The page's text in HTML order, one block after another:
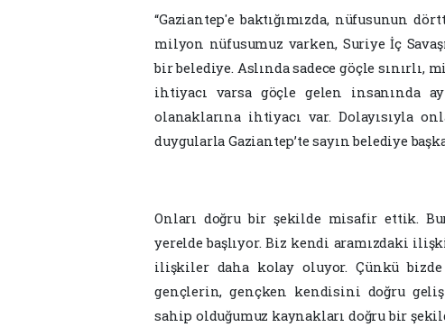
“Gaziantep'e baktığımızda, nüfusunun
milyon nüfusumuz varken, Suriye İç
bir belediye. Aslında sadece göçle sınırlı,
ihtiyacı varsa göçle gelen insanında
olanaklarına ihtiyacı var. Dolayısıyla
duygularla Gaziantep’te sayın belediye
Onları doğru bir şekilde misafir ettik.
yerelde başlıyor. Biz kendi aramızdaki
ilişkiler daha kolay oluyor. Çünkü
gençlerin, gençken kendisini doğru
sahip olduğumuz kaynakları doğru bir